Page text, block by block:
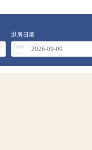
退房日期